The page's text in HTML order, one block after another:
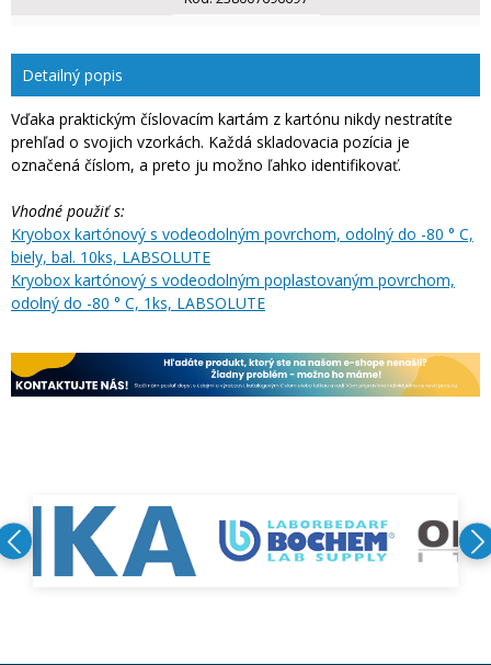
Detailný popis
Vďaka praktickým číslovacím kartám z kartónu nikdy nestratíte
prehľad o svojich vzorkách. Každá skladovacia pozícia je
označená číslom, a preto ju možno ľahko identifikovať.
Vhodné použiť s:
Kryobox kartónový s vodeodolným povrchom, odolný do -80 ° C,
biely, bal. 10ks, LABSOLUTE
Kryobox kartónový s vodeodolným poplastovaným povrchom,
odolný do -80 ° C, 1ks, LABSOLUTE